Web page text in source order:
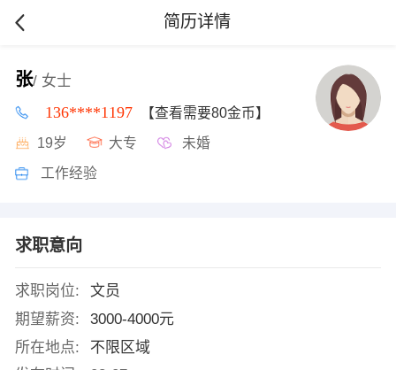
简历详情
张/ 女士
136****1197 【查看需要80金币】
19岁 大专 未婚
工作经验
求职意向
求职岗位:
文员
期望薪资:
3000-4000元
所在地点:
不限区域